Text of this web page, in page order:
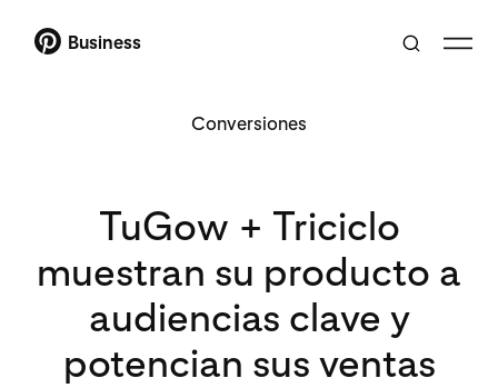
Business
Conversiones
TuGow + Triciclo
muestran su producto a
audiencias clave y
potencian sus ventas